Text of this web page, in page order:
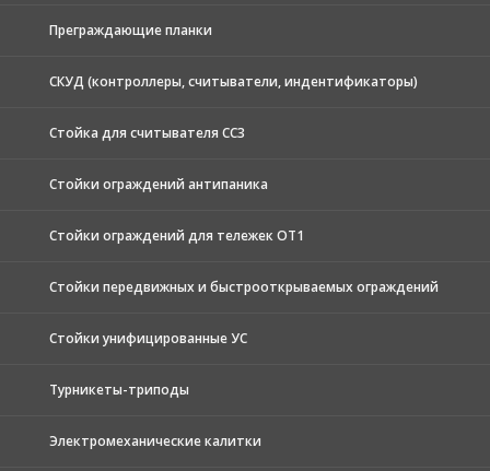
Преграждающие планки
СКУД (контроллеры, считыватели, индентификаторы)
Стойка для считывателя СС3
Стойки ограждений антипаника
Стойки ограждений для тележек ОТ1
Стойки передвижных и быстрооткрываемых ограждений
Стойки унифицированные УС
Турникеты-триподы
Электромеханические калитки